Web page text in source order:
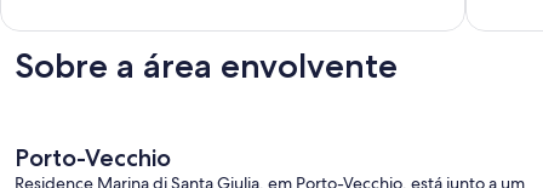
10,
Excecional,
4
mar
de
Sobre a área envolvente
Porto-Vecchio
Residence Marina di Santa Giulia, em Porto-Vecchio, está junto a um